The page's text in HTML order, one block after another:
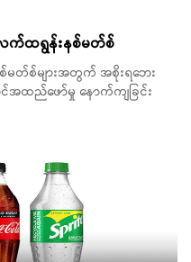
က်ထရွန်းနစ်မတ်စ်
တ်စ်များအတွက် အစိုးရဘေး
င်အထည်ဖော်မှု နောက်ကျခြင်း